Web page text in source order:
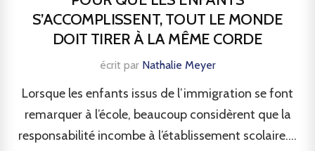
S’ACCOMPLISSENT, TOUT LE MONDE
DOIT TIRER À LA MÊME CORDE
écrit par Nathalie Meyer
Lorsque les enfants issus de l’immigration se font
remarquer à l’école, beaucoup considèrent que la
responsabilité incombe à l’établissement scolaire....